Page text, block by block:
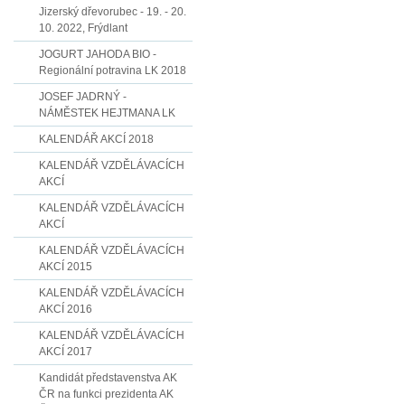
Jizerský dřevorubec - 19. - 20.
10. 2022, Frýdlant
JOGURT JAHODA BIO -
Regionální potravina LK 2018
JOSEF JADRNÝ -
NÁMĚSTEK HEJTMANA LK
KALENDÁŘ AKCÍ 2018
KALENDÁŘ VZDĚLÁVACÍCH
AKCÍ
KALENDÁŘ VZDĚLÁVACÍCH
AKCÍ
KALENDÁŘ VZDĚLÁVACÍCH
AKCÍ 2015
KALENDÁŘ VZDĚLÁVACÍCH
AKCÍ 2016
KALENDÁŘ VZDĚLÁVACÍCH
AKCÍ 2017
Kandidát představenstva AK
ČR na funkci prezidenta AK